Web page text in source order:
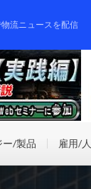
流ニュースを配信
ー/製品 雇用/